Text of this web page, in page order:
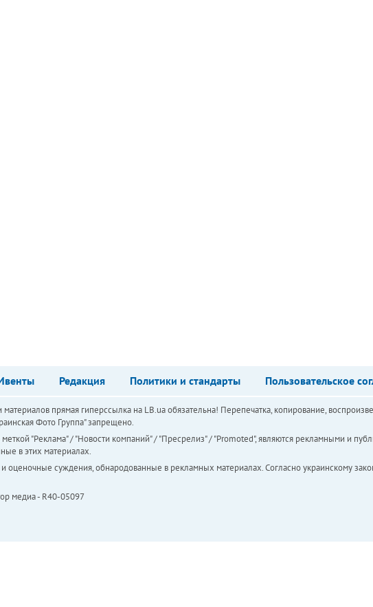
Редакция Политики и стандарты Пользовательское
прямая гиперссылка на LB.ua обязательна! Перепечатка, копирование,
Фото Группа" запрещено.
"Реклама" / "Новости компаний" / "Пресрелиз" / "Promoted", являются рекламными и
в этих материалах.
оценочные суждения, обнародованные в рекламных материалах. Согласно украинскому
медиа - R40-05097